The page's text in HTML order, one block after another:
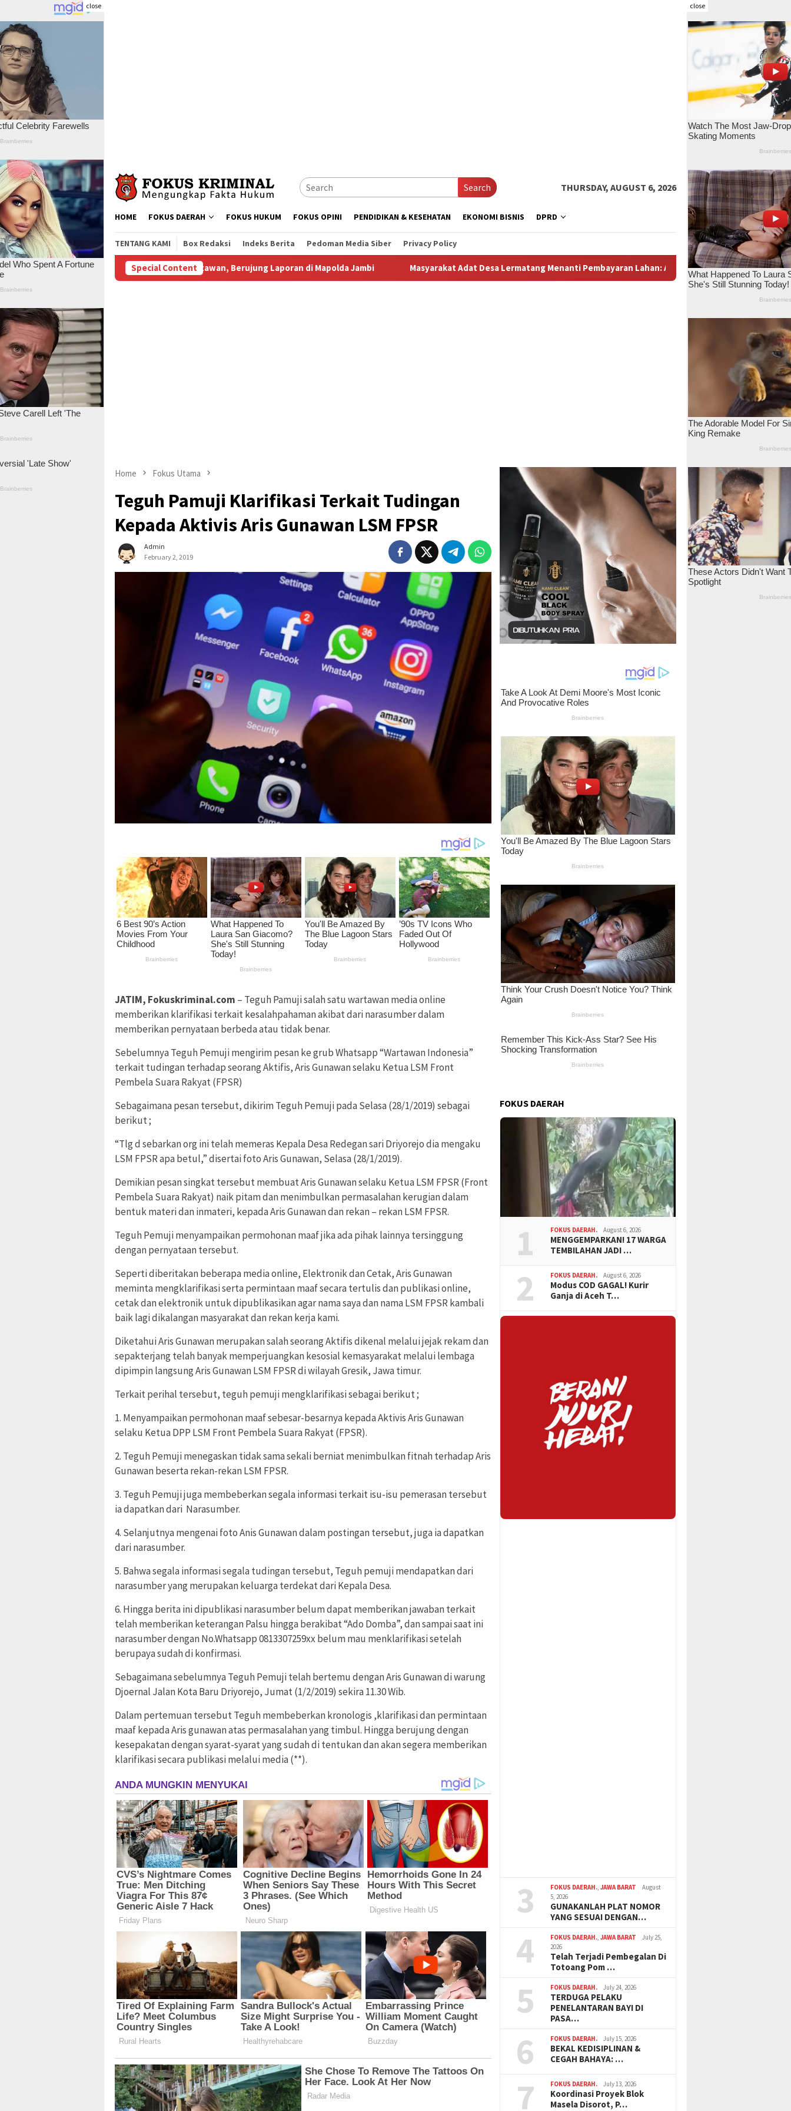
close close
Search THURSDAY, AUGUST 6, 2026
HOME FOKUS DAERAH FOKUS HUKUM FOKUS OPINI PENDIDIKAN & KESEHATAN EKONOMI BISNIS DPRD
TENTANG KAMI Box Redaksi Indeks Berita Pedoman Media Siber Privacy Policy
Special Content
Subsidi Aniaya Wartawan, Berujung Laporan di Mapolda Jambi Masyarakat Adat Desa Lermatang Menanti Pembayaran Lahan: Antara Dugaan Konspirasi dan Bayang-Bayang “Makelar
Home Fokus Utama
Teguh Pamuji Klarifikasi Terkait Tudingan
Kepada Aktivis Aris Gunawan LSM FPSR
Admin
February 2, 2019
JATIM, Fokuskriminal.com – Teguh Pamuji salah satu wartawan media online
memberikan klarifikasi terkait kesalahpahaman akibat dari narasumber dalam
memberikan pernyataan berbeda atau tidak benar.
Sebelumnya Teguh Pemuji mengirim pesan ke grub Whatsapp “Wartawan Indonesia”
terkait tudingan terhadap seorang Aktifis, Aris Gunawan selaku Ketua LSM Front
Pembela Suara Rakyat (FPSR)
Sebagaimana pesan tersebut, dikirim Teguh Pemuji pada Selasa (28/1/2019) sebagai
berikut ;
“Tlg d sebarkan org ini telah memeras Kepala Desa Redegan sari Driyorejo dia mengaku
LSM FPSR apa betul,” disertai foto Aris Gunawan, Selasa (28/1/2019).
Demikian pesan singkat tersebut membuat Aris Gunawan selaku Ketua LSM FPSR (Front
Pembela Suara Rakyat) naik pitam dan menimbulkan permasalahan kerugian dalam
bentuk materi dan inmateri, kepada Aris Gunawan dan rekan – rekan LSM FPSR.
Teguh Pemuji menyampaikan permohonan maaf jika ada pihak lainnya tersinggung
dengan pernyataan tersebut.
Seperti diberitakan beberapa media online, Elektronik dan Cetak, Aris Gunawan
meminta mengklarifikasi serta permintaan maaf secara tertulis dan publikasi online,
cetak dan elektronik untuk dipublikasikan agar nama saya dan nama LSM FPSR kambali
baik lagi dikalangan masyarakat dan rekan kerja kami.
Diketahui Aris Gunawan merupakan salah seorang Aktifis dikenal melalui jejak rekam dan
sepakterjang telah banyak memperjuangkan kesosial kemasyarakat melalui lembaga
dipimpin langsung Aris Gunawan LSM FPSR di wilayah Gresik, Jawa timur.
Terkait perihal tersebut, teguh pemuji mengklarifikasi sebagai berikut ;
1. Menyampaikan permohonan maaf sebesar-besarnya kepada Aktivis Aris Gunawan
selaku Ketua DPP LSM Front Pembela Suara Rakyat (FPSR).
2. Teguh Pemuji menegaskan tidak sama sekali berniat menimbulkan fitnah terhadap Aris
Gunawan beserta rekan-rekan LSM FPSR.
3. Teguh Pemuji juga membeberkan segala informasi terkait isu-isu pemerasan tersebut
ia dapatkan dari Narasumber.
4. Selanjutnya mengenai foto Anis Gunawan dalam postingan tersebut, juga ia dapatkan
dari narasumber.
5. Bahwa segala informasi segala tudingan tersebut, Teguh pemuji mendapatkan dari
narasumber yang merupakan keluarga terdekat dari Kepala Desa.
6. Hingga berita ini dipublikasi narasumber belum dapat memberikan jawaban terkait
telah memberikan keterangan Palsu hingga berakibat “Ado Domba”, dan sampai saat ini
narasumber dengan No.Whatsapp 0813307259xx belum mau menklarifikasi setelah
berupaya sudah di konfirmasi.
Sebagaimana sebelumnya Teguh Pemuji telah bertemu dengan Aris Gunawan di warung
Djoernal Jalan Kota Baru Driyorejo, Jumat (1/2/2019) sekira 11.30 Wib.
Dalam pertemuan tersebut Teguh membeberkan kronologis ,klarifikasi dan permintaan
maaf kepada Aris gunawan atas permasalahan yang timbul. Hingga berujung dengan
kesepakatan dengan syarat-syarat yang sudah di tentukan dan akan segera memberikan
klarifikasi secara publikasi melalui media (**).
FOKUS DAERAH
1 FOKUS DAERAH. August 6, 2026
MENGGEMPARKAN! 17 WARGA
TEMBILAHAN JADI …
2 FOKUS DAERAH. August 6, 2026
Modus COD GAGAL! Kurir
Ganja di Aceh T…
3 FOKUS DAERAH. ,JAWA BARAT
August
5, 2026
GUNAKANLAH PLAT NOMOR
YANG SESUAI DENGAN…
4 FOKUS DAERAH. ,JAWA BARAT
July 25,
2026
Telah Terjadi Pembegalan Di
Totoang Pom …
5 FOKUS DAERAH. July 24, 2026
TERDUGA PELAKU
PENELANTARAN BAYI DI
PASA…
6 FOKUS DAERAH. July 15, 2026
BEKAL KEDISIPLINAN &
CEGAH BAHAYA: …
7 FOKUS DAERAH. July 13, 2026
Koordinasi Proyek Blok
Masela Disorot, P…